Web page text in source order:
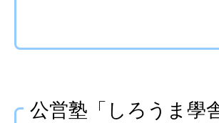
公営塾「しろうま學